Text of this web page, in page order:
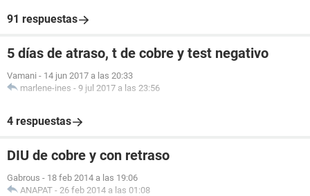
91 respuestas
5 días de atraso, t de cobre y test negativo
Vamani - 14 jun 2017 a las 20:33
marlene-ines - 9 jul 2017 a las 23:56
4 respuestas
DIU de cobre y con retraso
Gabrous - 18 feb 2014 a las 19:06
ANAPAT - 26 feb 2014 a las 01:08